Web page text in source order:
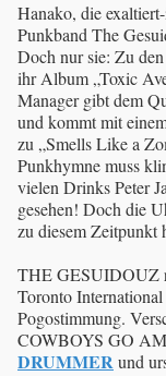
Hanako, die
Punkband The
Doch nur sie: Zu
ihr Album „Toxic
Manager gibt dem
und kommt mit
zu „Smells Like a
Punkhymne muss
vielen Drinks Peter
gesehen! Doch die
zu diesem Zeitpunkt
THE GESUIDOUZ
Toronto
Pogostimmung.
COWBOYS GO
DRUMMERund